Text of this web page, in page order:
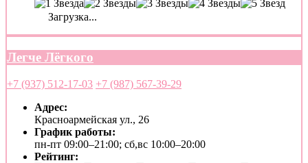
Загрузка...
Легче Лёгкого
+7 (937) 512-17-03 +7 (987) 567-39-29
Адрес:
Красноармейская ул., 26
График работы:
пн-пт 09:00–21:00; сб,вс 10:00–20:00
Рейтинг: